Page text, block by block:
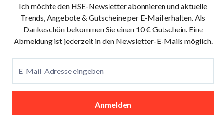
Ich möchte den HSE-Newsletter abonnieren und aktuelle
Trends, Angebote & Gutscheine per E-Mail erhalten. Als
Dankeschön bekommen Sie einen 10 € Gutschein. Eine
Abmeldung ist jederzeit in den Newsletter-E-Mails möglich.
E-Mail-Adresse eingeben
Anmelden